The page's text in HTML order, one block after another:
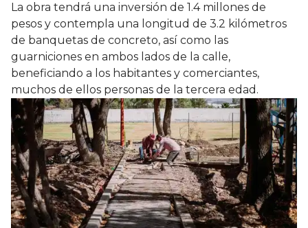
La obra tendrá una inversión de 1.4 millones de
pesos y contempla una longitud de 3.2 kilómetros
de banquetas de concreto, así como las
guarniciones en ambos lados de la calle,
beneficiando a los habitantes y comerciantes,
muchos de ellos personas de la tercera edad.